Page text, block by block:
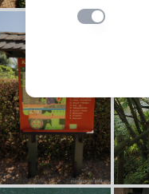
Einstellung